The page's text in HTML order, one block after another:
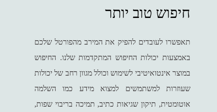
חיפוש טוב יותר
תאפשרו לעובדים להפיק את המירב מהפורטל שלכם
באמצעות יכולות החיפוש המתקדמות שלנו. החיפוש
במוצר אינטואיטיבי לשימוש וכולל מגוון רחב של יכולות
שעוזרות למשתמשים למצוא מידע כמו השלמה
אוטומטית, תיקון שגיאות כתיב, תמיכה בריבוי שפות,